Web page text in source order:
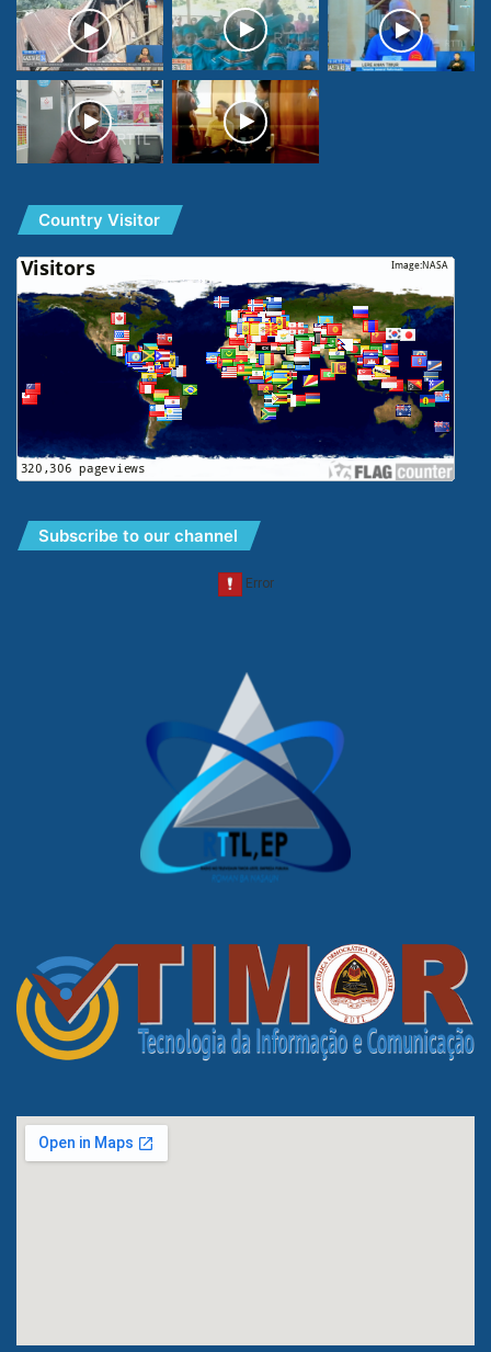
Country Visitor
Subscribe to our channel